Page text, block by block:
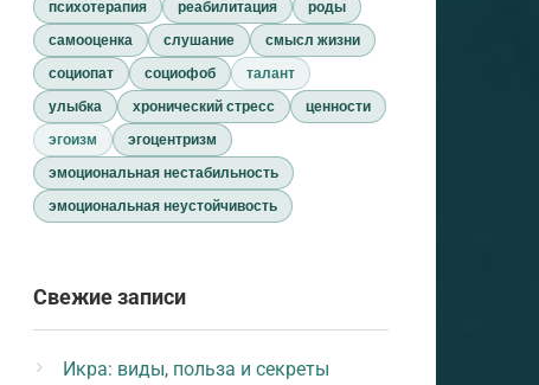
психотерапия
реабилитация
роды
самооценка
слушание
смысл жизни
социопат
социофоб
талант
улыбка
хронический стресс
ценности
эгоизм
эгоцентризм
эмоциональная нестабильность
эмоциональная неустойчивость
Свежие записи
Икра: виды, польза и секреты